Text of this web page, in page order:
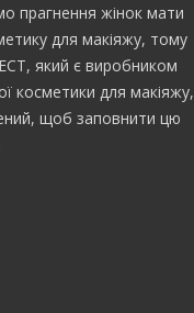
прагнення жінок мати
для макіяжу, тому
який є виробником
косметики для макіяжу,
щоб заповнити цю